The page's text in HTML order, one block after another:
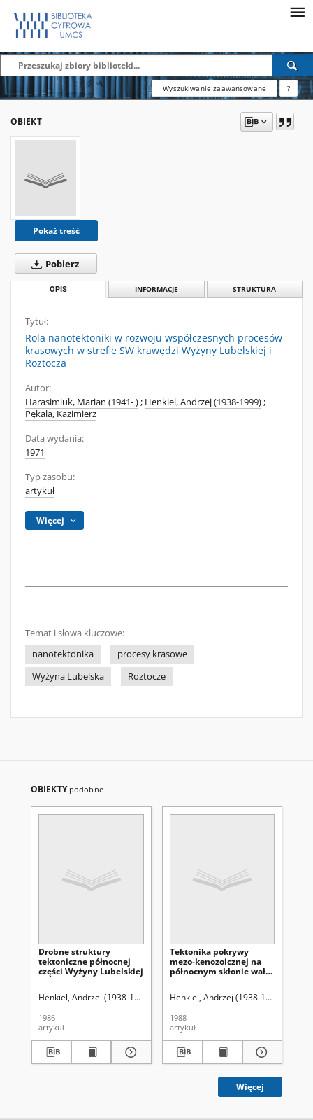
Wyszukiwanie zaawansowane ?
OBIEKT
Pokaż treść
Pobierz
OPIS INFORMACJE STRUKTURA
Tytuł:
Rola nanotektoniki w rozwoju współczesnych procesów
krasowych w strefie SW krawędzi Wyżyny Lubelskiej i
Roztocza
Autor:
Harasimiuk, Marian (1941- ); Henkiel, Andrzej (1938-1999);
Pękala, Kazimierz
Data wydania:
1971
Typ zasobu:
artykuł
Więcej
Temat i słowa kluczowe:
nanotektonika
procesy krasowe
Wyżyna Lubelska
Roztocze
OBIEKTY podobne
Drobne struktury
tektoniczne północnej
części Wyżyny Lubelskiej
Henkiel, Andrzej (1938-1999) Uniwersytet Marii Curie-Skłodowskiej
1986
artykuł
Tektonika pokrywy
mezo-kenozoicznej na
północnym skłonie wału
Henkiel, Andrzej (1938-1999)
1988
artykuł
Więcej